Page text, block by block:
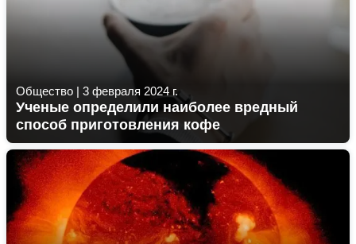
Общество | 3 февраля 2024 г.
Ученые определили наиболее вредный
способ приготовления кофе